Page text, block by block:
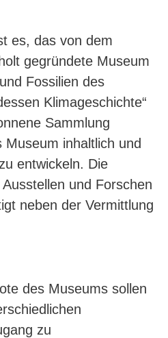
es, das von dem
gegründete Museum
Fossilien des
Klimageschichte“
Sammlung
inhaltlich und
entwickeln. Die
und Forschen
neben der Vermittlung
des Museums sollen
zu